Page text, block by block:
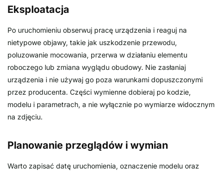
Eksploatacja
Po uruchomieniu obserwuj pracę urządzenia i reaguj na
nietypowe objawy, takie jak uszkodzenie przewodu,
poluzowanie mocowania, przerwa w działaniu elementu
roboczego lub zmiana wyglądu obudowy. Nie zasłaniaj
urządzenia i nie używaj go poza warunkami dopuszczonymi
przez producenta. Części wymienne dobieraj po kodzie,
modelu i parametrach, a nie wyłącznie po wymiarze widocznym
na zdjęciu.
Planowanie przeglądów i wymian
Warto zapisać datę uruchomienia, oznaczenie modelu oraz